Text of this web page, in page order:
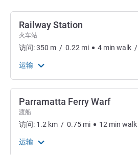
Railway Station
火车站
访问:350 m / 0.22 mi 4 min walk /
运输
Parramatta Ferry Warf
渡船
访问: 1.2 km / 0.75 mi 12 min walk
运输